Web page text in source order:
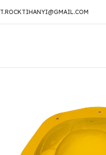
T.ROCKTIHANYI@GMAIL.COM